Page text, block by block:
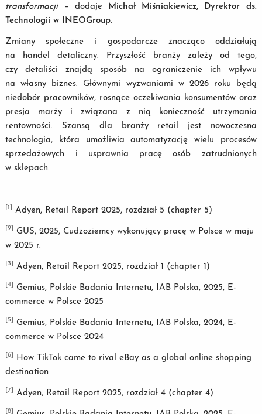
transformacji – dodaje
Michał Miśniakiewicz, Dyrektor ds.
Technologii w INEOGroup.
Zmiany społeczne i gospodarcze znacząco oddziałują
na handel detaliczny. Przyszłość branży zależy od tego,
czy detaliści znajdą sposób na ograniczenie ich wpływu
na własny biznes. Głównymi wyzwaniami w 2026 roku będą
niedobór pracowników, rosnące oczekiwania konsumentów oraz
presja marży i związana z nią konieczność utrzymania
rentowności. Szansą dla branży retail jest nowoczesna
technologia, która umożliwia automatyzację wielu procesów
sprzedażowych i usprawnia pracę osób zatrudnionych
w sklepach.
[1] Adyen, Retail Report 2025, rozdział 5 (chapter 5)
[2]
GUS, 2025, Cudzoziemcy wykonujący pracę w Polsce w maju
w 2025 r.
[3] Adyen, Retail Report 2025, rozdział 1 (chapter 1)
[4]
Gemius, Polskie Badania Internetu, IAB Polska, 2025, E-
commerce w Polsce 2025
[5]
Gemius, Polskie Badania Internetu, IAB Polska, 2024, E-
commerce w Polsce 2024
[6]
How TikTok came to rival eBay as a global online shopping
destination
[7] Adyen, Retail Report 2025, rozdział 4 (chapter 4)
[8]